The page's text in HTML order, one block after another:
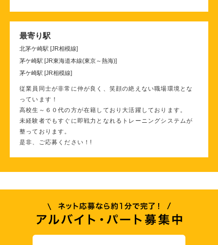
最寄り駅
北茅ケ崎駅 [JR相模線]
茅ケ崎駅 [JR東海道本線(東京～熱海)]
茅ケ崎駅 [JR相模線]
従業員同士が非常に仲が良く、笑顔の絶えない職場環境とな
っています！
高校生～６０代の方が在籍しており大活躍しております。
未経験者でもすぐに即戦力となれるトレーニングシステムが
整っております。
是非、ご応募ください！!